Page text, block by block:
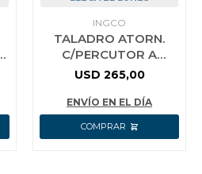
INGCO
TALADRO ATORN.
C/PERCUTOR A
BATERIA 42V 99NM
2.0AH + CARGADOR
USD 265,00
ENVÍO EN EL DÍA